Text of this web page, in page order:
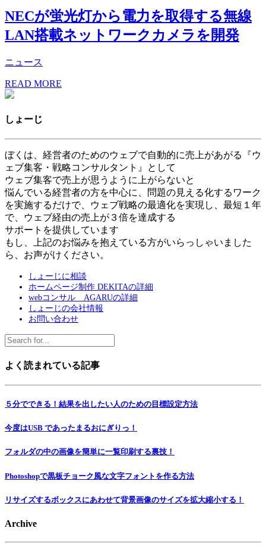
NECが蛍光灯から電力を取得する無線
LAN搭載ネットワークカメラを開発
ニュース
READ MORE
しょーじ
ぼくは、経営者のためのウェブで自動的に売上があがる『ウ
ェブ集客・戦略コンサルタント』として
ウェブ集客で売上が思うように上がらないと
悩んでいる経営者の方を中心に、問題の見える化するワーク
を実施するだけで、ウェブ戦略の最適化を実現し、最短１年
で、ウェブ経由の売上が３倍を達成する
サポートを提供しています
もし、上記のお悩みを抱えている方がいらっしゃいました
ら、お声がけください。
しょーじに相談
ホームページ制作 DEKITAの詳細
webコンサル AGARUの詳細
しょーじの会社情報
お問い合わせ
よく読まれている記事
５分でできる！結果を出したい人のための目標設定方法
今度はUSB であったまるおにぎりっ！
フォルダの中の画像を簡単に一覧印刷する裏技！
Photoshopで黒板チョーク風な文字フォントを作る方法
リサイズするボックスにあわせて背景画像のサイズを拡大縮小する！
Archive